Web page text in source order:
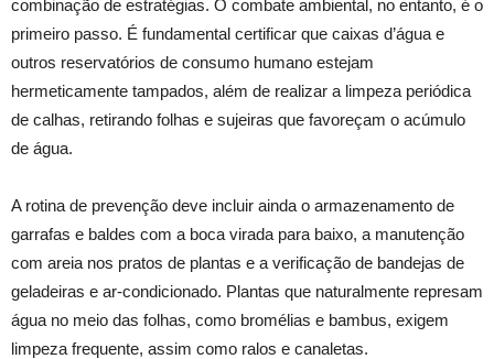
combinação de estratégias. O combate ambiental, no entanto, é o
primeiro passo. É fundamental certificar que caixas d’água e
outros reservatórios de consumo humano estejam
hermeticamente tampados, além de realizar a limpeza periódica
de calhas, retirando folhas e sujeiras que favoreçam o acúmulo
de água.
A rotina de prevenção deve incluir ainda o armazenamento de
garrafas e baldes com a boca virada para baixo, a manutenção
com areia nos pratos de plantas e a verificação de bandejas de
geladeiras e ar-condicionado. Plantas que naturalmente represam
água no meio das folhas, como bromélias e bambus, exigem
limpeza frequente, assim como ralos e canaletas.